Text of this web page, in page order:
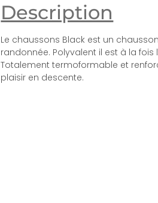
Description
Le chaussons Black est un
randonnée. Polyvalent il est à la
Totalement termoformable et
plaisir en descente.